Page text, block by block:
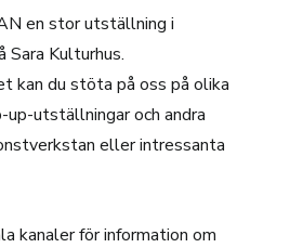
en stor utställning i
Kulturhus.
kan du stöta på oss på olika
utställningar och andra
eller intressanta
kanaler för information om